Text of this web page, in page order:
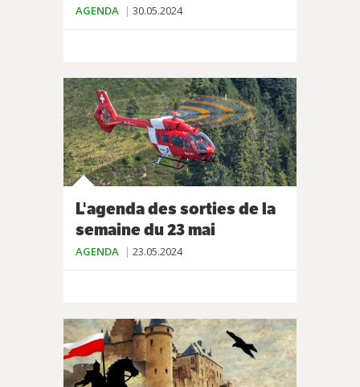
AGENDA 30.05.2024
L'agenda des sorties de la
semaine du 23 mai
AGENDA 23.05.2024